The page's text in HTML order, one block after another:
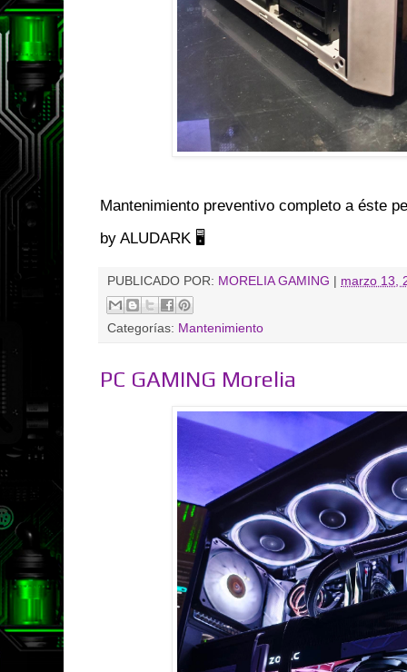
Mantenimiento preventivo completo a éste
by ALUDARK 🖥️
PUBLICADO POR: MORELIA GAMING marzo 13,
Categorías: Mantenimiento
PC GAMING Morelia